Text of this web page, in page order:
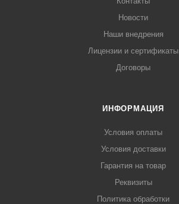
Новости
Наши внедрения
Лицензии и сертификаты
Договоры
ИНФОРМАЦИЯ
Условия оплаты
Условия доставки
Гарантия на товар
Реквизиты
Политика обработки